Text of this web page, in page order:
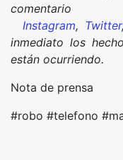
Instagram, Twitter,
inmediato los
están ocurriendo.
Nota de prensa
#robo #telefono